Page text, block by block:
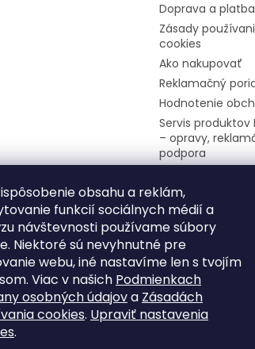
obsahu a reklám,
funkcií sociálnych médií a
návštevnosti používame súbory
Niektoré sú nevyhnutné pre
webu, iné nastavíme len s tvojím
Viac v našich Podmienkach
osobných údajova Zásadách
cookies. Upraviť nastavenia
.
Doprava a platba
Zásady
cookies
Ako nakupovať
Reklamačný
Hodnotenie
Servis produktov
– opravy,
podpora
Moja objednávka
Odstúpenie od